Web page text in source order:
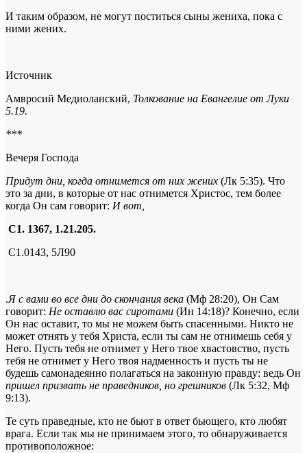
И таким образом, не могут поститься сыны жениха, пока с
ними жених.
Источник
Амвросий Медиоланский, Толкование на Евангелие от Луки
5.19.
***
Вечеря Господа
Придут дни, когда отнимется от них жених (Лк 5:35). Что
это за дни, в которые от нас отнимется Христос, тем более
когда Он сам говорит: И вот,
С1. 1367, 1.21.205.
С1.0143, 5Л90
.Я с вами во все дни до скончания века (Мф 28:20), Он Сам
говорит: Не оставлю вас сиротами (Ин 14:18)? Конечно, если
Он нас оставит, то мы не можем быть спасенными. Никто не
может отнять у тебя Христа, если ты сам не отнимешь себя у
Него. Пусть тебя не отнимет у Него твое хвастовство, пусть
тебя не отнимет у Него твоя надменность и пусть ты не
будешь самонадеянно полагаться на законную правду: ведь Он
пришел призвать не праведников, но грешников (Лк 5:32, Мф
9:13).
Те суть праведные, кто не бьют в ответ бьющего, кто любят
врага. Если так мы не принимаем этого, то обнаруживается
противоположное: